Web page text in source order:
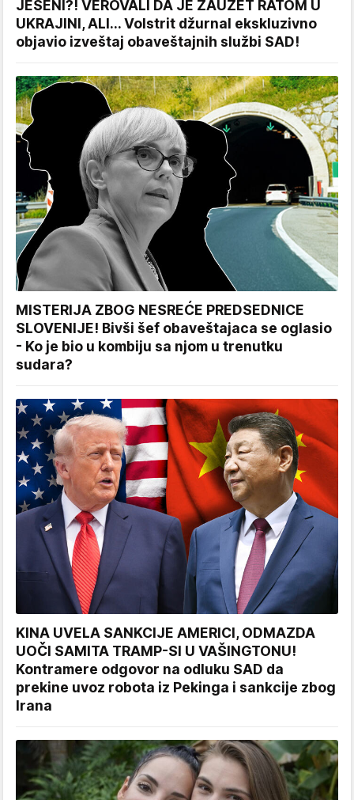
JESENI?! VEROVALI DA JE ZAUZET RATOM U
UKRAJINI, ALI... Volstrit džurnal ekskluzivno
objavio izveštaj obaveštajnih službi SAD!
MISTERIJA ZBOG NESREĆE PREDSEDNICE
SLOVENIJE! Bivši šef obaveštajaca se oglasio
- Ko je bio u kombiju sa njom u trenutku
sudara?
KINA UVELA SANKCIJE AMERICI, ODMAZDA
UOČI SAMITA TRAMP-SI U VAŠINGTONU!
Kontramere odgovor na odluku SAD da
prekine uvoz robota iz Pekinga i sankcije zbog
Irana